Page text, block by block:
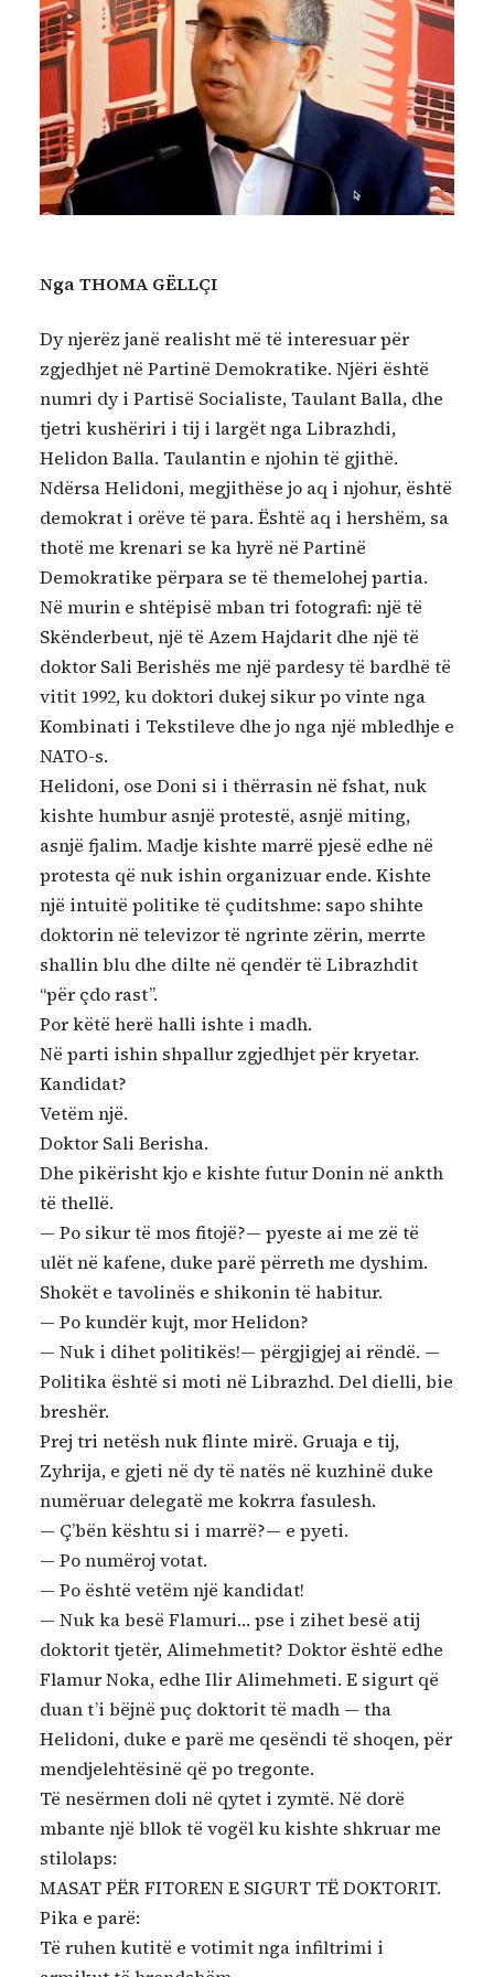
Nga THOMA GËLLÇI
Dy njerëz janë realisht më të interesuar për
zgjedhjet në Partinë Demokratike. Njëri është
numri dy i Partisë Socialiste, Taulant Balla, dhe
tjetri kushëriri i tij i largët nga Librazhdi,
Helidon Balla. Taulantin e njohin të gjithë.
Ndërsa Helidoni, megjithëse jo aq i njohur, është
demokrat i orëve të para. Është aq i hershëm, sa
thotë me krenari se ka hyrë në Partinë
Demokratike përpara se të themelohej partia.
Në murin e shtëpisë mban tri fotografi: një të
Skënderbeut, një të Azem Hajdarit dhe një të
doktor Sali Berishës me një pardesy të bardhë të
vitit 1992, ku doktori dukej sikur po vinte nga
Kombinati i Tekstileve dhe jo nga një mbledhje e
NATO-s.
Helidoni, ose Doni si i thërrasin në fshat, nuk
kishte humbur asnjë protestë, asnjë miting,
asnjë fjalim. Madje kishte marrë pjesë edhe në
protesta që nuk ishin organizuar ende. Kishte
një intuitë politike të çuditshme: sapo shihte
doktorin në televizor të ngrinte zërin, merrte
shallin blu dhe dilte në qendër të Librazhdit
“për çdo rast”.
Por këtë herë halli ishte i madh.
Në parti ishin shpallur zgjedhjet për kryetar.
Kandidat?
Vetëm një.
Doktor Sali Berisha.
Dhe pikërisht kjo e kishte futur Donin në ankth
të thellë.
— Po sikur të mos fitojë?— pyeste ai me zë të
ulët në kafene, duke parë përreth me dyshim.
Shokët e tavolinës e shikonin të habitur.
— Po kundër kujt, mor Helidon?
— Nuk i dihet politikës!— përgjigjej ai rëndë. —
Politika është si moti në Librazhd. Del dielli, bie
breshër.
Prej tri netësh nuk flinte mirë. Gruaja e tij,
Zyhrija, e gjeti në dy të natës në kuzhinë duke
numëruar delegatë me kokrra fasulesh.
— Ç’bën kështu si i marrë?— e pyeti.
— Po numëroj votat.
— Po është vetëm një kandidat!
— Nuk ka besë Flamuri… pse i zihet besë atij
doktorit tjetër, Alimehmetit? Doktor është edhe
Flamur Noka, edhe Ilir Alimehmeti. E sigurt që
duan t’i bëjnë puç doktorit të madh — tha
Helidoni, duke e parë me qesëndi të shoqen, për
mendjelehtësinë që po tregonte.
Të nesërmen doli në qytet i zymtë. Në dorë
mbante një bllok të vogël ku kishte shkruar me
stilolaps:
MASAT PËR FITOREN E SIGURT TË DOKTORIT.
Pika e parë:
Të ruhen kutitë e votimit nga infiltrimi i